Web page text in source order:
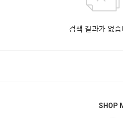
검색 결과가 없습
SHOP